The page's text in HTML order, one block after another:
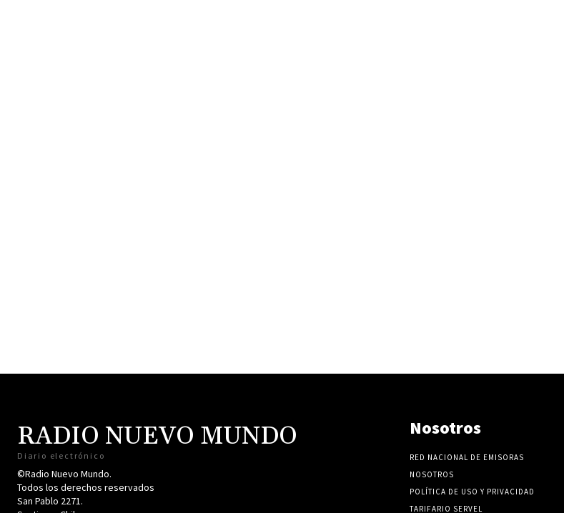
RADIO NUEVO MUNDO
Diario electrónico
©Radio Nuevo Mundo.
Todos los derechos reservados
San Pablo 2271.
Nosotros
RED NACIONAL DE EMISORAS
NOSOTROS
POLÍTICA DE USO Y PRIVACIDAD
TARIFARIO SERVEL